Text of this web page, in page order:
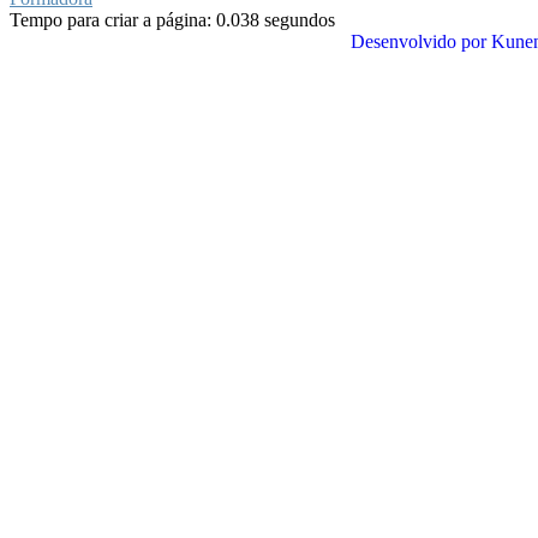
Tempo para criar a página: 0.038 segundos
Desenvolvido por